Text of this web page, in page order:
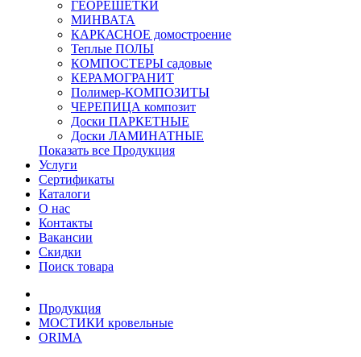
ГЕОРЕШЕТКИ
МИНВАТА
КАРКАСНОЕ домостроение
Теплые ПОЛЫ
КОМПОСТЕРЫ садовые
КЕРАМОГРАНИТ
Полимер-КОМПОЗИТЫ
ЧЕРЕПИЦА композит
Доски ПАРКЕТНЫЕ
Доски ЛАМИНАТНЫЕ
Показать все Продукция
Услуги
Сертификаты
Каталоги
О нас
Контакты
Вакансии
Скидки
Поиск товара
Продукция
МОСТИКИ кровельные
ORIMA